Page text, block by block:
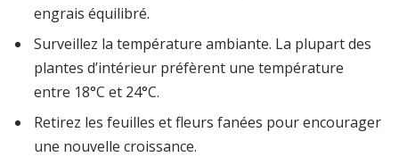
engrais équilibré.
Surveillez la température ambiante. La plupart des
plantes d’intérieur préfèrent une température
entre 18°C et 24°C.
Retirez les feuilles et fleurs fanées pour encourager
une nouvelle croissance.